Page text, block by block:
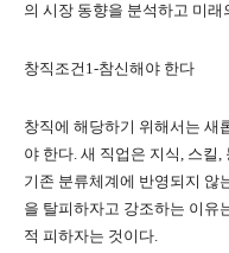
의 시장 동향을 분석하고 미
창직조건 1-참신해야 한다
창직에 해당하기 위해서는 새
야 한다. 새 직업은 지식, 스킬,
기존 분류체계에 반영되지 않
을 탈피하자고 강조하는 이유
적 피하자는 것이다.